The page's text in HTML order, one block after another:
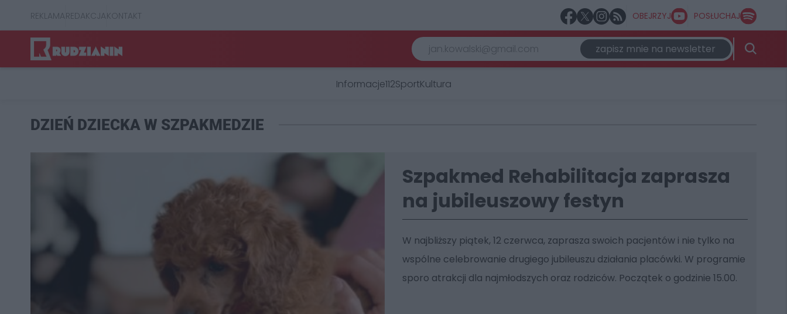
REKLAMAREDAKCJAKONTAKT OBEJRZYJ POSŁUCHAJ
zapisz mnie na newsletter
Informacje112SportKultura
DZIEŃ DZIECKA W SZPAKMEDZIE
Szpakmed Rehabilitacja zaprasza
na jubileuszowy festyn
W najbliższy piątek, 12 czerwca, zaprasza swoich pacjentów i nie tylko na
wspólne celebrowanie drugiego jubileuszu działania placówki. W programie
sporo atrakcji dla najmłodszych oraz rodziców. Początek o godzinie 15.00.